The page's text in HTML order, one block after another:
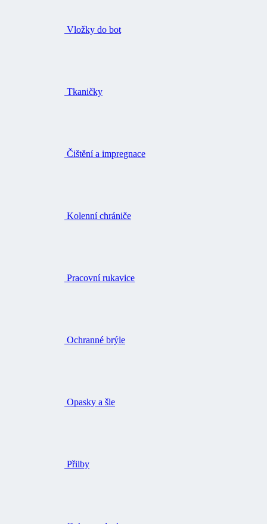
Vložky do bot
Tkaničky
Čištění a impregnace
Kolenní chrániče
Pracovní rukavice
Ochranné brýle
Opasky a šle
Přilby